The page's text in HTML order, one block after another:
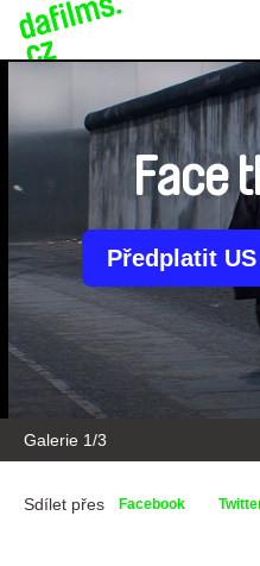
Galerie 2/3
Face
Předplatit
Sdílet přes Facebook